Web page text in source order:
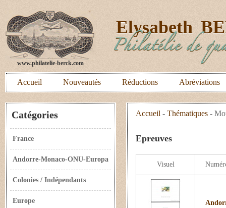
www.philatelie-berck.com
Elysabeth
Philatélie de
Accueil Nouveautés Réductions Abréviations
Catégories
France
Andorre-Monaco-ONU-Europa
Colonies / Indépendants
Europe
Accueil - Thématiques -
Epreuves
Visuel